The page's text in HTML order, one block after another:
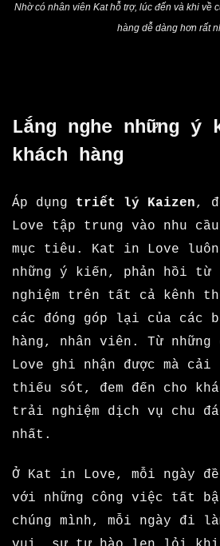
Nhờ có nhân viên Kat hỗ trợ, lúc đến và khi về
hàng dễ dàng hơn rất
Lắng nghe những
khách hàng
Áp dụng triết lý Kaizen,
Love tập trung vào nhu
mục tiêu. Kat in Love
những ý kiến, phản hồi từ
nghiệm trên tất cả kênh
các đóng góp lại của các
hàng, nhân viên. Từ
Love ghi nhận được mà
thiếu sót, đem đến cho
trải nghiệm dịch vụ chu
nhất.
Ở Kat in Love, mỗi ngày
với những công việc tất
chúng mình, mỗi ngày đi